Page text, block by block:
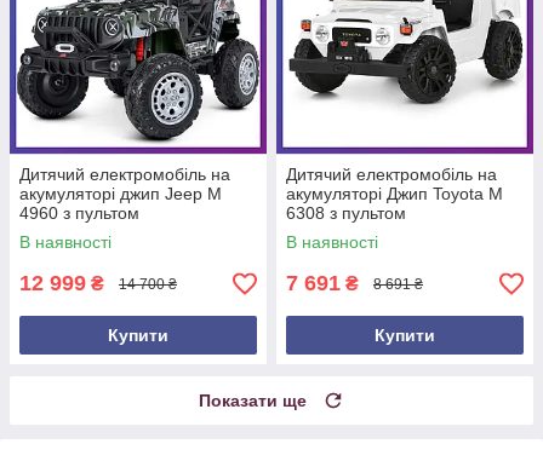
Дитячий електромобіль на
акумуляторі джип Jeep M
4960 з пультом
радіокерування для дітей 3-8
років камуфляж
В наявності
12 999 ₴ 14 700 ₴
Купити
Дитячий електромобіль на
акумуляторі Джип Toyota M
6308 з пультом
радіокерування для дітей 3-8
років Білий
В наявності
7 691 ₴ 8 691 ₴
Купити
Показати ще